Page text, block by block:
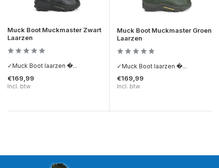
Muck Boot Muckmaster Zwart
Laarzen
✓Muck Boot laarzen �...
€169,99
Incl. btw
Muck Boot Muckmaster Groen
Laarzen
✓Muck Boot laarzen �...
€169,99
Incl. btw